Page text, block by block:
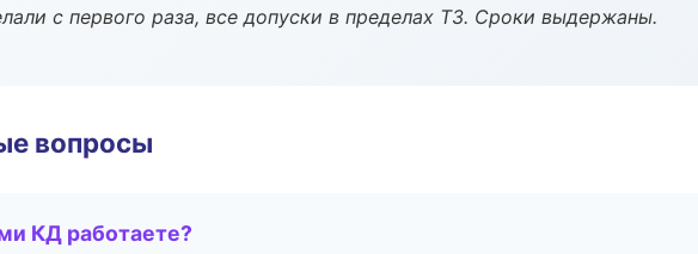
с первого раза, все допуски в пределах ТЗ. Сроки выдержаны.
вопросы
КД работаете?